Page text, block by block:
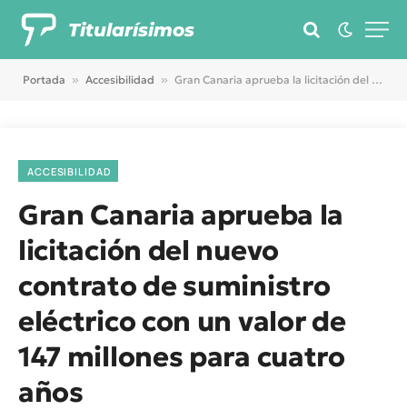
Titularísimos
Portada » Accesibilidad » Gran Canaria aprueba la licitación del nuevo contrato de suministro eléctrico con un valor de 147 millones para cuatro años
ACCESIBILIDAD
Gran Canaria aprueba la
licitación del nuevo
contrato de suministro
eléctrico con un valor de
147 millones para cuatro
años